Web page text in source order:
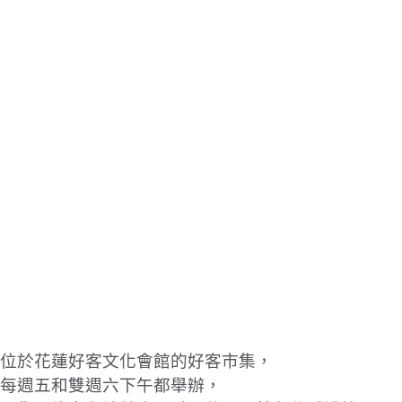
位於花蓮好客文化會館的好客市集，
每週五和雙週六下午都舉辦，